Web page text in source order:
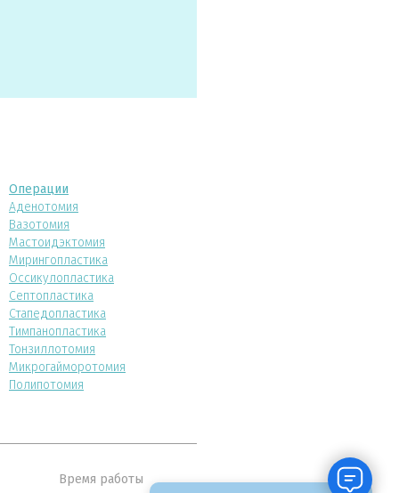
Операции
Аденотомия
Вазотомия
Мастоидэктомия
Мирингопластика
Оссикулопластика
Септопластика
Стапедопластика
Тимпанопластика
Тонзиллотомия
Микрогайморотомия
Полипотомия
Время работы